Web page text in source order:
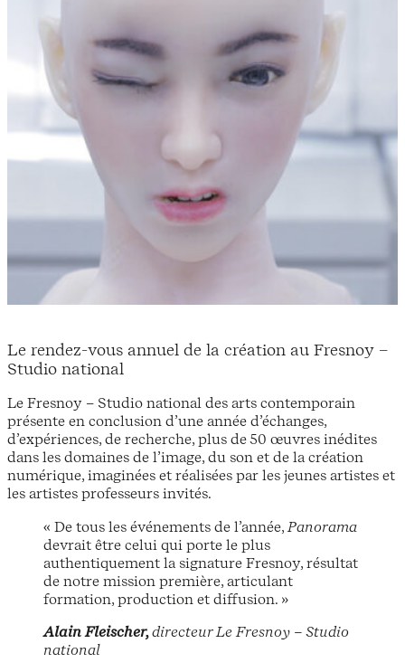
Le rendez-vous annuel de la création au Fresnoy –
Studio national
Le Fresnoy – Studio national des arts contemporain
présente en conclusion d’une année d’échanges,
d’expériences, de recherche, plus de 50 œuvres inédites
dans les domaines de l’image, du son et de la création
numérique, imaginées et réalisées par les jeunes artistes et
les artistes professeurs invités.
« De tous les événements de l’année, Panorama
devrait être celui qui porte le plus
authentiquement la signature Fresnoy, résultat
de notre mission première, articulant
formation, production et diffusion. »
Alain Fleischer,directeur Le Fresnoy – Studio
national